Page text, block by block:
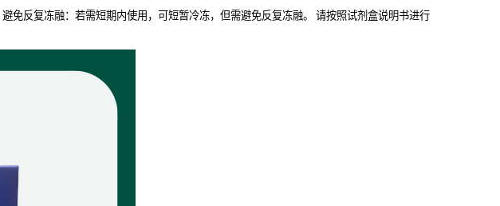
免反复冻融：若需短期内使用，可短暂冷冻，但需避免反复冻融。 请按照试剂盒说明书进行